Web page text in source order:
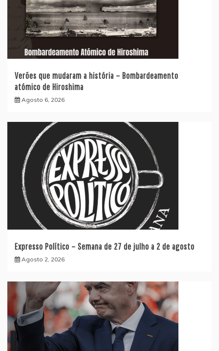
Verões que mudaram a história – Bombardeamento
atómico de Hiroshima
Agosto 6, 2026
Expresso Político – Semana de 27 de julho a 2 de agosto
Agosto 2, 2026